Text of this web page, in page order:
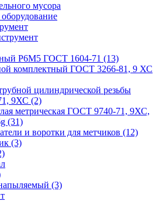
мусора
Р6М5 ГОСТ 1604-71 (13)
комплектный ГОСТ 3266-81, 9 ХС
цилиндрической резьбы
9ХС (2)
метрическая ГОСТ 9740-71, 9ХС,
(31)
и воротки для метчиков (12)
(3)
(3)